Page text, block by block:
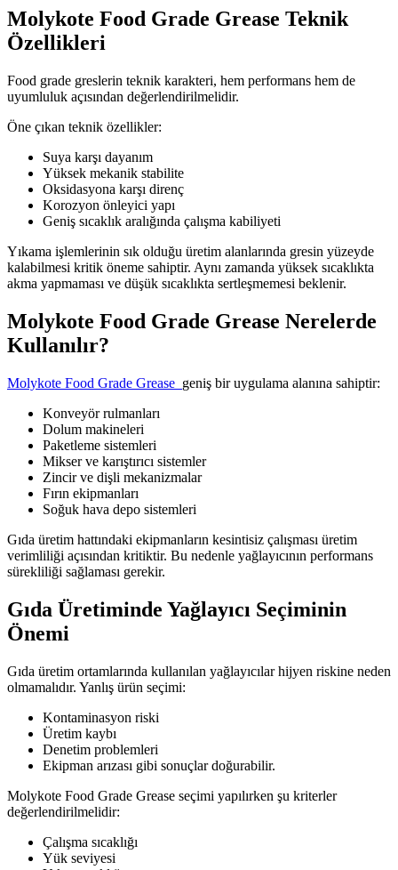
Molykote Food Grade Grease Teknik
Özellikleri
Food grade greslerin teknik karakteri, hem performans hem de
uyumluluk açısından değerlendirilmelidir.
Öne çıkan teknik özellikler:
Suya karşı dayanım
Yüksek mekanik stabilite
Oksidasyona karşı direnç
Korozyon önleyici yapı
Geniş sıcaklık aralığında çalışma kabiliyeti
Yıkama işlemlerinin sık olduğu üretim alanlarında gresin yüzeyde
kalabilmesi kritik öneme sahiptir. Aynı zamanda yüksek sıcaklıkta
akma yapmaması ve düşük sıcaklıkta sertleşmemesi beklenir.
Molykote Food Grade Grease Nerelerde
Kullanılır?
Molykote Food Grade Grease geniş bir uygulama alanına sahiptir:
Konveyör rulmanları
Dolum makineleri
Paketleme sistemleri
Mikser ve karıştırıcı sistemler
Zincir ve dişli mekanizmalar
Fırın ekipmanları
Soğuk hava depo sistemleri
Gıda üretim hattındaki ekipmanların kesintisiz çalışması üretim
verimliliği açısından kritiktir. Bu nedenle yağlayıcının performans
sürekliliği sağlaması gerekir.
Gıda Üretiminde Yağlayıcı Seçiminin
Önemi
Gıda üretim ortamlarında kullanılan yağlayıcılar hijyen riskine neden
olmamalıdır. Yanlış ürün seçimi:
Kontaminasyon riski
Üretim kaybı
Denetim problemleri
Ekipman arızası gibi sonuçlar doğurabilir.
Molykote Food Grade Grease seçimi yapılırken şu kriterler
değerlendirilmelidir:
Çalışma sıcaklığı
Yük seviyesi